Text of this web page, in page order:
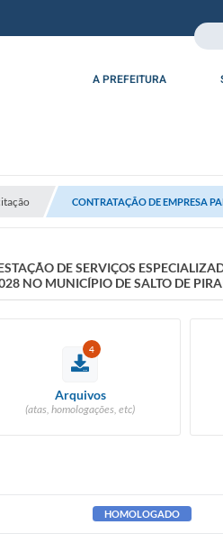
A PREFEITURA
CONTRATAÇÃO DE EMPRESA
DE SERVIÇOS
NO MUNICÍPIO DE SALTO DE
4
Arquivos
(atas, homologações, etc)
HOMOLOGADO